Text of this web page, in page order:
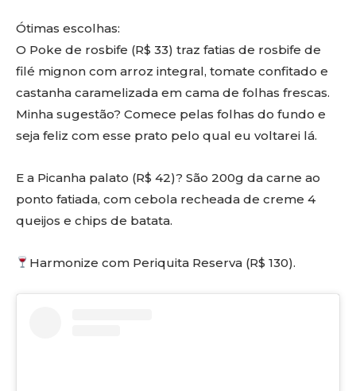
Ótimas escolhas:
O Poke de rosbife (R$ 33) traz fatias de rosbife de
filé mignon com arroz integral, tomate confitado e
castanha caramelizada em cama de folhas frescas.
Minha sugestão? Comece pelas folhas do fundo e
seja feliz com esse prato pelo qual eu voltarei lá.
E a Picanha palato (R$ 42)? São 200g da carne ao
ponto fatiada, com cebola recheada de creme 4
queijos e chips de batata.
Harmonize com Periquita Reserva (R$ 130).